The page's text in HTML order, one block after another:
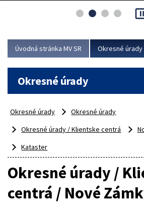
asociácie poisťovní (SLASPO) a
Viac
Úvodná stránka MV SR Okresné úrady
Okresné úrady
Okresné úrady
Okresné úrady
Okresné úrady / Klientske centrá
Kataster
Okresné úrady /
centrá / Nové